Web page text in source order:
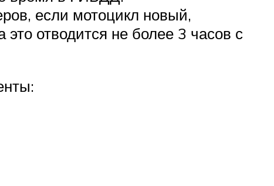
если мотоцикл новый,
отводится не более 3 часов с